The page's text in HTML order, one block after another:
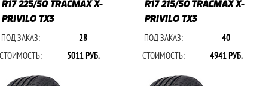
R17 225/50 TRACMAX X-
PRIVILO TX3
ПОД ЗАКАЗ:
28
СТОИМОСТЬ:
5011 РУБ.
R17 215/50 TRACMAX X-
PRIVILO TX3
ПОД ЗАКАЗ:
40
СТОИМОСТЬ:
4941 РУБ.